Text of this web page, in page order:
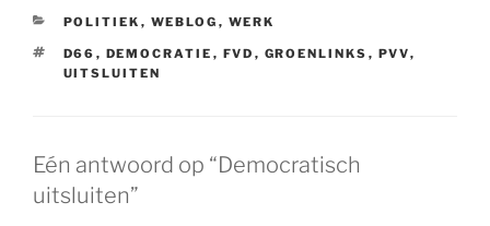
CATEGORIEËN
POLITIEK , WEBLOG , WERK
TAGS
D66 , DEMOCRATIE , FVD , GROENLINKS , PVV,
UITSLUITEN
Eén antwoord op “Democratisch
uitsluiten”